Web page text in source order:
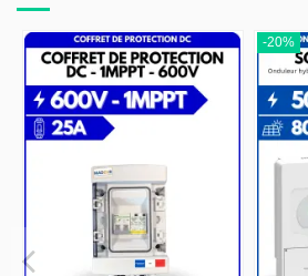
-20%